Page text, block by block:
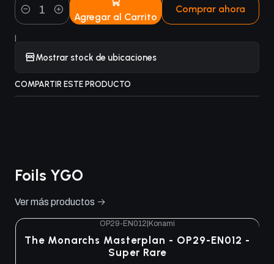
Cantidad Agregar al Carrito
Comprar ahora
|
Mostrar stock de ubicaciones
COMPARTIR ESTE PRODUCTO
Foils YGO
Ver más productos
OP29-EN012 Konami
The Monarchs Masterplan - OP29-EN012 -
Super Rare